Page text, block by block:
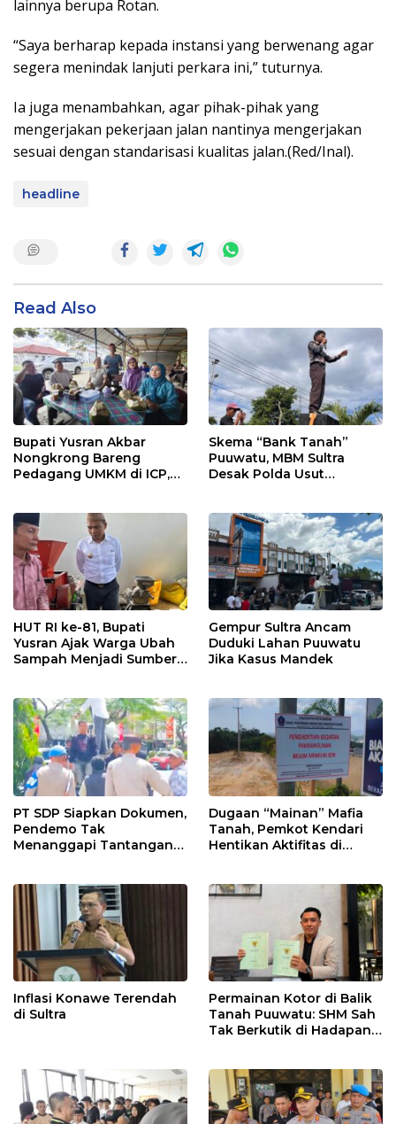
lainnya berupa Rotan.
“Saya berharap kepada instansi yang berwenang agar
segera menindak lanjuti perkara ini,” tuturnya.
Ia juga menambahkan, agar pihak-pihak yang
mengerjakan pekerjaan jalan nantinya mengerjakan
sesuai dengan standarisasi kualitas jalan.(Red/Inal).
headline
Read Also
Bupati Yusran Akbar
Nongkrong Bareng
Pedagang UMKM di ICP,
Kerakyatan
Skema “Bank Tanah”
Puuwatu, MBM Sultra
Desak Polda Usut
HUT RI ke-81, Bupati
Yusran Ajak Warga Ubah
Sampah Menjadi Sumber
Gempur Sultra Ancam
Duduki Lahan Puuwatu
Jika Kasus Mandek
PT SDP Siapkan Dokumen,
Pendemo Tak
Menanggapi Tantangan
Dugaan “Mainan” Mafia
Tanah, Pemkot Kendari
Hentikan Aktifitas di
Inflasi Konawe Terendah
di Sultra
Permainan Kotor di Balik
Tanah Puuwatu: SHM Sah
Tak Berkutik di Hadapan